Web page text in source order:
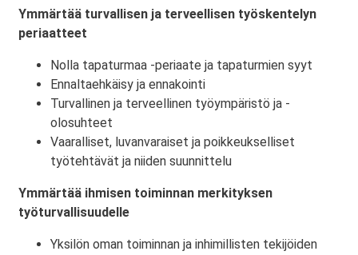
Ymmärtää turvallisen ja terveellisen työskentelyn
periaatteet
Nolla tapaturmaa -periaate ja tapaturmien syyt
Ennaltaehkäisy ja ennakointi
Turvallinen ja terveellinen työympäristö ja -
olosuhteet
Vaaralliset, luvanvaraiset ja poikkeukselliset
työtehtävät ja niiden suunnittelu
Ymmärtää ihmisen toiminnan merkityksen
työturvallisuudelle
Yksilön oman toiminnan ja inhimillisten tekijöiden